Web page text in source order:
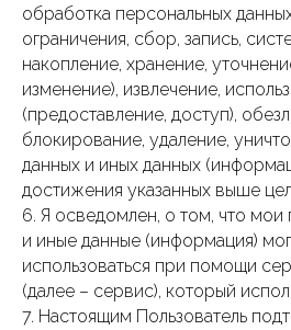
обработка персональных
ограничения, сбор, запись,
накопление, хранение,
изменение), извлечение,
(предоставление, доступ),
блокирование, удаление,
данных и иных данных
достижения указанных выше
6. Я осведомлен, о том, что мои
и иные данные (информация)
использоваться при помощи
(далее – сервис), который
7. Настоящим Пользователь